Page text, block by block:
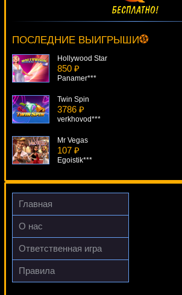
ПОСЛЕДНИЕ ВЫИГРЫШИ
Panamer***
Hollywood Star
850 ₽
Panamer***
Twin Spin
3786 ₽
verkhovod***
Mr Vegas
107 ₽
Egoistik***
Da Vinci Diamonds: Dual Play
280 ₽
SmileLow***
Главная
О нас
Ответственная игра
Правила
Super Times Pay Hot Roll